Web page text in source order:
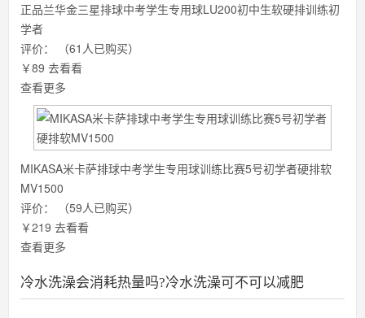
正品兰华金三星排球中考学生专用球LU200初中生软硬排训练初
学者
评价：
（61人已购买）
￥89 去看看
查看更多
MIKASA米卡萨排球中考学生专用球训练比赛5号初学者硬排软
MV1500
评价：
（59人已购买）
￥219 去看看
查看更多
冷水洗澡会消耗热量吗?冷水洗澡可不可以减肥